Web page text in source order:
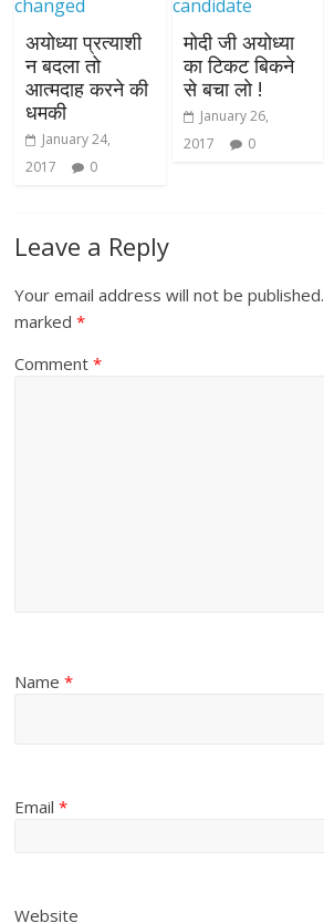
अयोध्या प्रत्याशी
न बदला तो
आत्मदाह करने की
धमकी
January 24,
2017
0
मोदी जी अयोध्या
का टिकट बिकने
से बचा लो !
January 26,
2017
0
Leave a Reply
Your email address will not be published.
marked*
Comment*
Name*
Email*
Website